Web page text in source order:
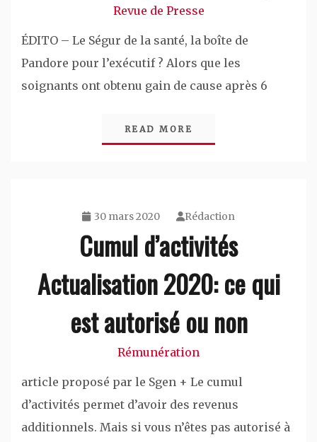
Revue de Presse
ÉDITO – Le Ségur de la santé, la boîte de
Pandore pour l’exécutif ? Alors que les
soignants ont obtenu gain de cause après 6
READ MORE
30 mars 2020 Rédaction
Cumul d’activités
Actualisation 2020: ce qui
est autorisé ou non
Rémunération
article proposé par le Sgen + Le cumul
d’activités permet d’avoir des revenus
additionnels. Mais si vous n’êtes pas autorisé à